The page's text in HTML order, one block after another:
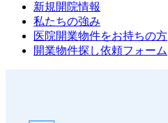
新規開院情報
私たちの強み
医院開業物件をお持ちの方
開業物件探し依頼フォーム